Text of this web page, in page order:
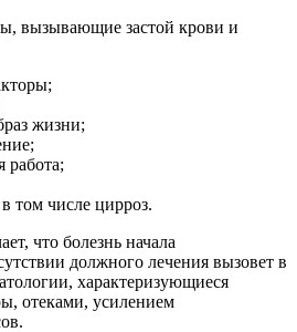
вызывающие застой крови и
жизни;
работа;
том числе цирроз.
что болезнь начала
должного лечения вызовет в
характеризующиеся
отеками, усилением